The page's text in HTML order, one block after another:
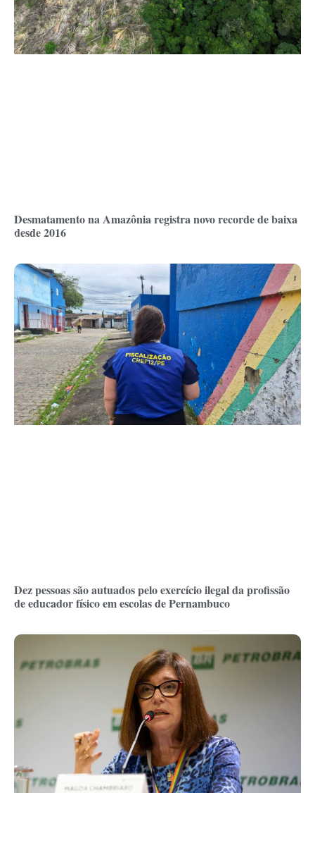
Desmatamento na Amazônia registra novo recorde de baixa
desde 2016
Dez pessoas são autuados pelo exercício ilegal da profissão
de educador físico em escolas de Pernambuco